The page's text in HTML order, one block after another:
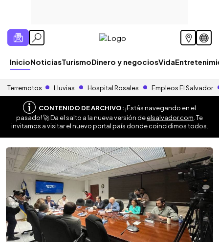
InicioNoticiasTurismoDinero y negociosVida
Terremotos Lluvias Hospital Rosales Empleos El Salvador
CONTENIDO DE ARCHIVO:¡Estás navegando en el
pasado! 🚀 Da el salto a la nueva versión deelsalvador.com . Te
invitamos a visitar el nuevo portal país donde coincidimos todos.